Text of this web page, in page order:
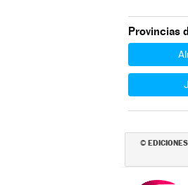
Provincias
©